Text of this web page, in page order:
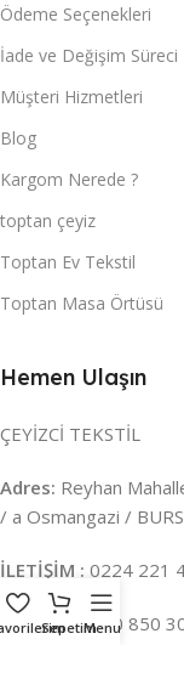
Ödeme Seçenekleri
İade ve Değişim Süreci
Müşteri Hizmetleri
Blog
Kargom Nerede ?
toptan çeyiz
Toptan Ev Tekstil
Toptan Masa Örtüsü
Hemen Ulaşın
ÇEYİZCİ TEKSTİL
Adres: Reyhan
/ a Osmangazi /
İLETİŞİM : 0224 221
WHATSAPP :0 850
SepetimMenu